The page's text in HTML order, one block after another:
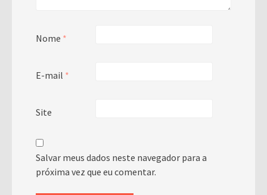
Nome *
E-mail *
Site
Salvar meus dados neste navegador para a
próxima vez que eu comentar.